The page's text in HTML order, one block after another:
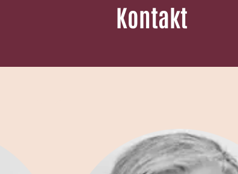
Kontakt